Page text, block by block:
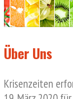
Über Uns
Krisenzeiten